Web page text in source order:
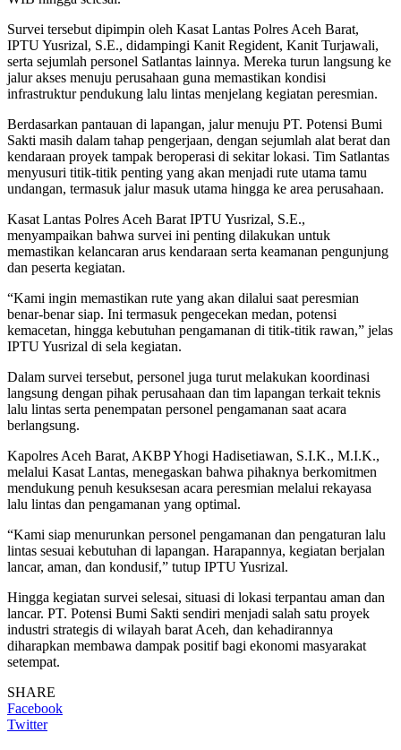
Survei tersebut dipimpin oleh Kasat Lantas Polres Aceh Barat,
IPTU Yusrizal, S.E., didampingi Kanit Regident, Kanit Turjawali,
serta sejumlah personel Satlantas lainnya. Mereka turun langsung ke
jalur akses menuju perusahaan guna memastikan kondisi
infrastruktur pendukung lalu lintas menjelang kegiatan peresmian.
Berdasarkan pantauan di lapangan, jalur menuju PT. Potensi Bumi
Sakti masih dalam tahap pengerjaan, dengan sejumlah alat berat dan
kendaraan proyek tampak beroperasi di sekitar lokasi. Tim Satlantas
menyusuri titik-titik penting yang akan menjadi rute utama tamu
undangan, termasuk jalur masuk utama hingga ke area perusahaan.
Kasat Lantas Polres Aceh Barat IPTU Yusrizal, S.E.,
menyampaikan bahwa survei ini penting dilakukan untuk
memastikan kelancaran arus kendaraan serta keamanan pengunjung
dan peserta kegiatan.
“Kami ingin memastikan rute yang akan dilalui saat peresmian
benar-benar siap. Ini termasuk pengecekan medan, potensi
kemacetan, hingga kebutuhan pengamanan di titik-titik rawan,” jelas
IPTU Yusrizal di sela kegiatan.
Dalam survei tersebut, personel juga turut melakukan koordinasi
langsung dengan pihak perusahaan dan tim lapangan terkait teknis
lalu lintas serta penempatan personel pengamanan saat acara
berlangsung.
Kapolres Aceh Barat, AKBP Yhogi Hadisetiawan, S.I.K., M.I.K.,
melalui Kasat Lantas, menegaskan bahwa pihaknya berkomitmen
mendukung penuh kesuksesan acara peresmian melalui rekayasa
lalu lintas dan pengamanan yang optimal.
“Kami siap menurunkan personel pengamanan dan pengaturan lalu
lintas sesuai kebutuhan di lapangan. Harapannya, kegiatan berjalan
lancar, aman, dan kondusif,” tutup IPTU Yusrizal.
Hingga kegiatan survei selesai, situasi di lokasi terpantau aman dan
lancar. PT. Potensi Bumi Sakti sendiri menjadi salah satu proyek
industri strategis di wilayah barat Aceh, dan kehadirannya
diharapkan membawa dampak positif bagi ekonomi masyarakat
setempat.
SHARE
Facebook
Twitter